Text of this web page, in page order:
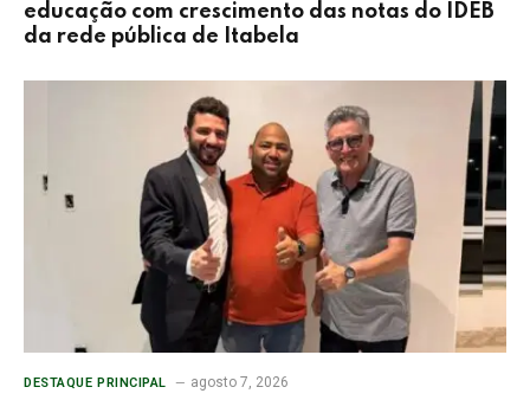
educação com crescimento das notas do IDEB
da rede pública de Itabela
DESTAQUE PRINCIPAL agosto 7, 2026